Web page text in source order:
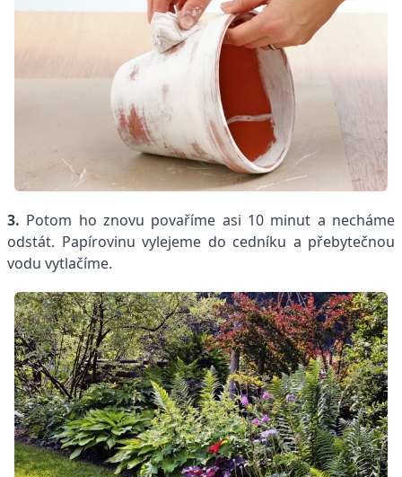
3. Potom ho znovu povaříme asi 10 minut a necháme
odstát. Papírovinu vylejeme do cedníku a přebytečnou
vodu vytlačíme.